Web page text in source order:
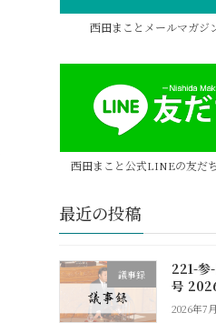
西田まことメールマガジ
西田まこと公式LINEの友だ
最近の投稿
議事録
221-参
号
2026年7